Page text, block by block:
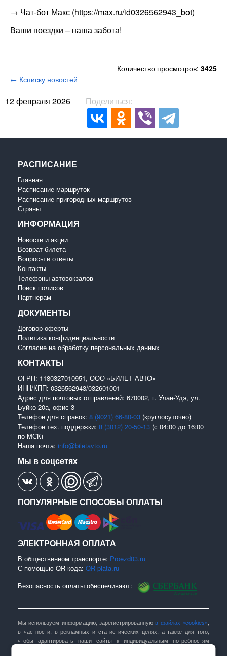
→ Чат-бот Макс (https://max.ru/id0326562943_bot)
Ваши поездки – наша забота!
Количество просмотров: 3425
← Ксписку новостей
12 февраля 2026 Поделиться:
РАСПИСАНИЕ
Главная
Расписание маршруток
Расписание пригородных маршрутов
Страны
ИНФОРМАЦИЯ
Новости и акции
Возврат билета
Вопросы и ответы
Контакты
Телефоны автовокзалов
Поиск полисов
Партнерам
ДОКУМЕНТЫ
Договор оферты
Политика конфиденциальности
Согласие на обработку персональных данных
КОНТАКТЫ
ОГРН: 1180327010951, ООО «БИЛЕТ АВТО»
ИНН/КПП: 0326562943/032601001
Адрес для почтовых отправлений: 670002, г. Улан-Удэ, ул.
Буйко 20а, офис 3
Телефон для справок: 8 (9021) 66-80-03 (круглосуточно)
Телефон тех. поддержки: 8 (3012) 20-50-13 (с 04:00 до 16:00
по МСК)
Наша почта: info@biletavto.ru
Мы в соцсетях
ПОПУЛЯРНЫЕ СПОСОБЫ ОПЛАТЫ
ЭЛЕКТРОННАЯ ОПЛАТА
В общественном транспорте: Proezd03.ru
С помощью QR-кода: QR-plata.ru
Безопасность оплаты обеспечивают:
Мы используем информацию, зарегистрированнуюв файлах «cookies»
в частности, в рекламных и статистических целях, а также для того,
чтобы адаптировать наши сайты к индивидуальным потребностям